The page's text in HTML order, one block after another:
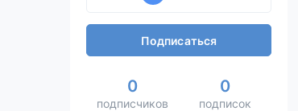
Подписаться
0
подписчиков
0
подписок